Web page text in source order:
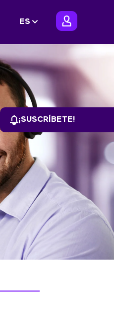
ES
¡SUSCRÍBETE!